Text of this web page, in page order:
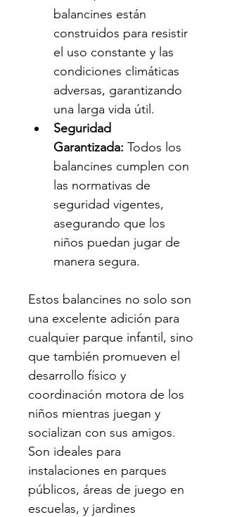
balancines están
construidos para resistir
el uso constante y las
condiciones climáticas
adversas, garantizando
una larga vida útil.
Seguridad
Garantizada: Todos los
balancines cumplen con
las normativas de
seguridad vigentes,
asegurando que los
niños puedan jugar de
manera segura.
Estos balancines no solo son
una excelente adición para
cualquier parque infantil, sino
que también promueven el
desarrollo físico y
coordinación motora de los
niños mientras juegan y
socializan con sus amigos.
Son ideales para
instalaciones en parques
públicos, áreas de juego en
escuelas, y jardines